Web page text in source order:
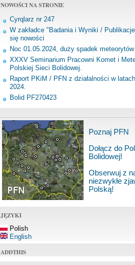
NOWOŚCI NA STRONIE
Cyrqlarz nr 247
W zakładce "Badania i Wyniki /
się nowości
Noc 01.05.2024, duży spadek
XXXV Seminarium Pracowni Komet i
Polskiej Sieci Bolidowej.
Raport PKiM / PFN z działalności w
2024.
Bolid PF270423
Poznaj PFN
Dołącz do
Bolidowej!
Obserwuj z
niezwykłe
Polską!
JĘZYKI
Polish
English
ADDTHIS